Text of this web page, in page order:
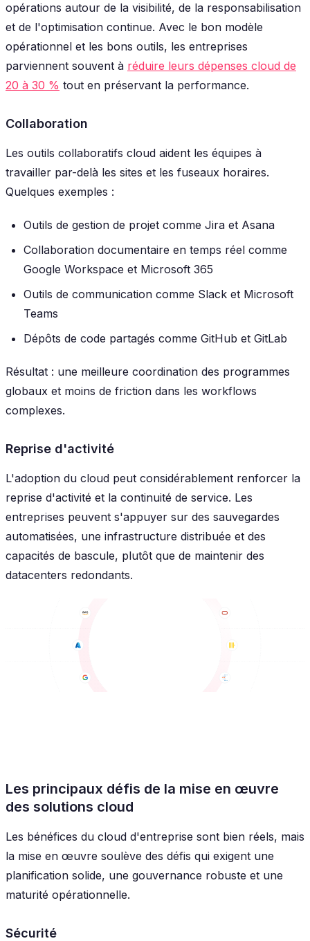
opérations autour de la visibilité, de la responsabilisation
et de l'optimisation continue. Avec le bon modèle
opérationnel et les bons outils, les entreprises
parviennent souvent à réduire leurs dépenses cloud de
20 à 30 % tout en préservant la performance.
Collaboration
Les outils collaboratifs cloud aident les équipes à
travailler par-delà les sites et les fuseaux horaires.
Quelques exemples :
Outils de gestion de projet comme Jira et Asana
Collaboration documentaire en temps réel comme
Google Workspace et Microsoft 365
Outils de communication comme Slack et Microsoft
Teams
Dépôts de code partagés comme GitHub et GitLab
Résultat : une meilleure coordination des programmes
globaux et moins de friction dans les workflows
complexes.
Reprise d'activité
L'adoption du cloud peut considérablement renforcer la
reprise d'activité et la continuité de service. Les
entreprises peuvent s'appuyer sur des sauvegardes
automatisées, une infrastructure distribuée et des
capacités de bascule, plutôt que de maintenir des
datacenters redondants.
Les principaux défis de la mise en œuvre
des solutions cloud
Les bénéfices du cloud d'entreprise sont bien réels, mais
la mise en œuvre soulève des défis qui exigent une
planification solide, une gouvernance robuste et une
maturité opérationnelle.
Sécurité